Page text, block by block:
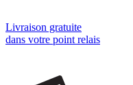
Livraison gratuite
dans votre point relais